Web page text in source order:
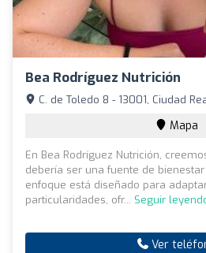
Bea Rodríguez Nutrición
C. de Toledo 8 - 13001, Ciudad
Mapa
En Bea Rodríguez Nutrición,
debería ser una fuente de
enfoque está diseñado para
particularidades, ofr... Seguir
Ver